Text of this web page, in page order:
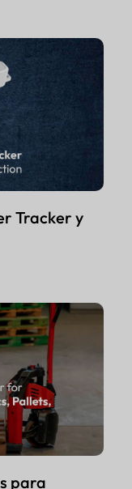
Tracker y
para